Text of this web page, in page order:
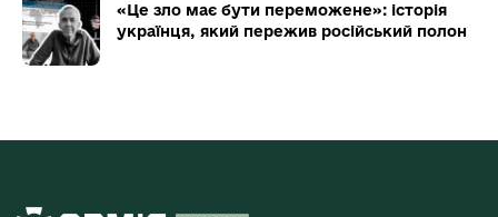
«Це зло має бути переможене»: історія
українця, який пережив російський полон